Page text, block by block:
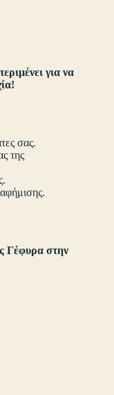
για να
σας.
της
στην